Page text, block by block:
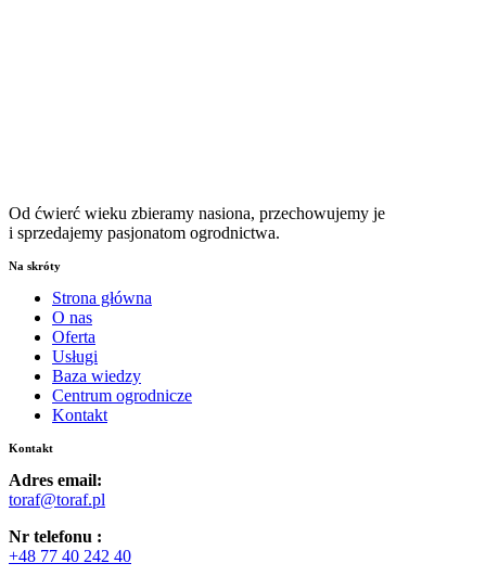
Od ćwierć wieku zbieramy nasiona, przechowujemy je
i sprzedajemy pasjonatom ogrodnictwa.
Na skróty
Strona główna
O nas
Oferta
Usługi
Baza wiedzy
Centrum ogrodnicze
Kontakt
Kontakt
Adres email:
toraf@toraf.pl
Nr telefonu :
+48 77 40 242 40